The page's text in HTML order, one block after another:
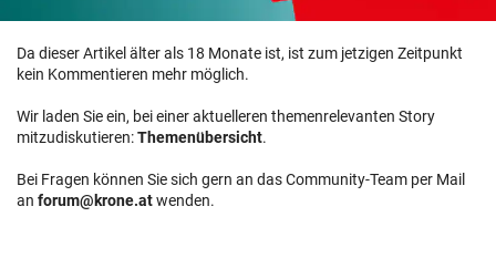
Da dieser Artikel älter als 18 Monate ist, ist zum jetzigen Zeitpunkt
kein Kommentieren mehr möglich.
Wir laden Sie ein, bei einer aktuelleren themenrelevanten Story
mitzudiskutieren:Themenübersicht.
Bei Fragen können Sie sich gern an das Community-Team per Mail
an forum@krone.atwenden.